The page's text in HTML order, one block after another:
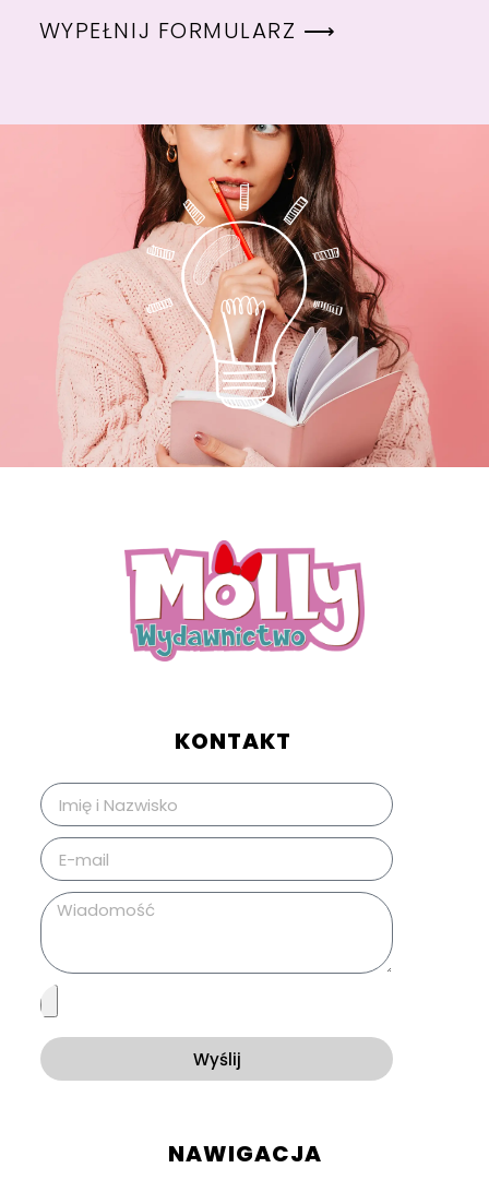
WYPEŁNIJ FORMULARZ ⟶
KONTAKT
Wyślij
NAWIGACJA